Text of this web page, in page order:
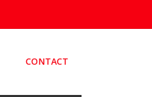
CONTACT